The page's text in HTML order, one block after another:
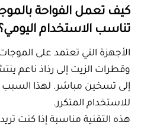
طويلة. الرذاذ البارد يساعد
يغني دائمًا عن المرطب
من أهم مزايا هذا النظام
العطرية أكثر من التسخين.
لافندر أو نعناع أو ليمون،
مقارنة بالأجهزة الحرارية.